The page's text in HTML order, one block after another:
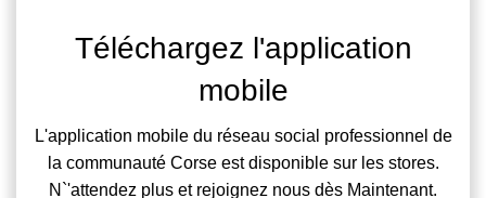
Téléchargez l'application
mobile
L'application mobile du réseau social professionnel de
la communauté Corse est disponible sur les stores.
N`'attendez plus et rejoignez nous dès Maintenant.